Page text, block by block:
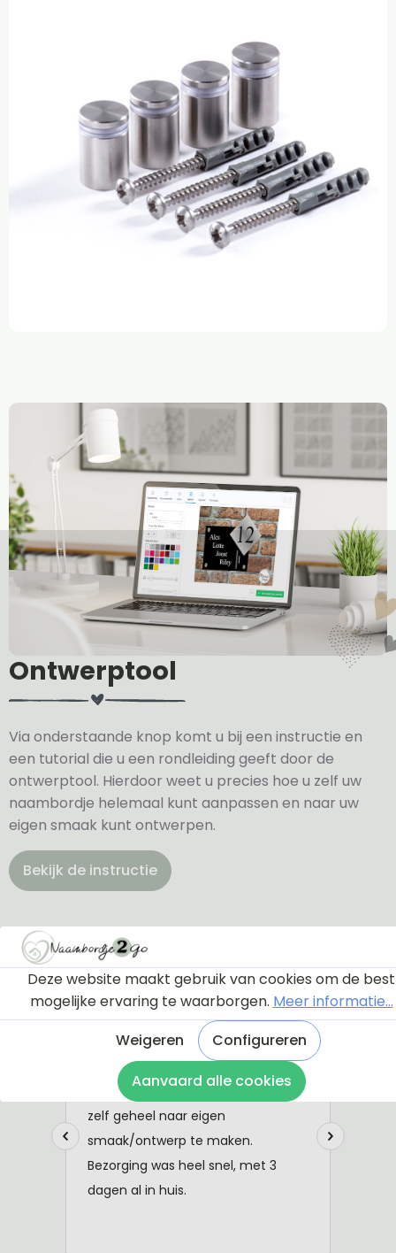
Ontwerptool
Via onderstaande knop komt u bij een instructie en
een tutorial die u een rondleiding geeft door de
ontwerptool. Hierdoor weet u precies hoe u zelf uw
naambordje helemaal kunt aanpassen en naar uw
eigen smaak kunt ontwerpen.
Bekijk de instructie
Deze website maakt gebruik van cookies om de best
mogelijke ervaring te waarborgen. Meer informatie...
Weigeren
Configureren
Aanvaard alle cookies